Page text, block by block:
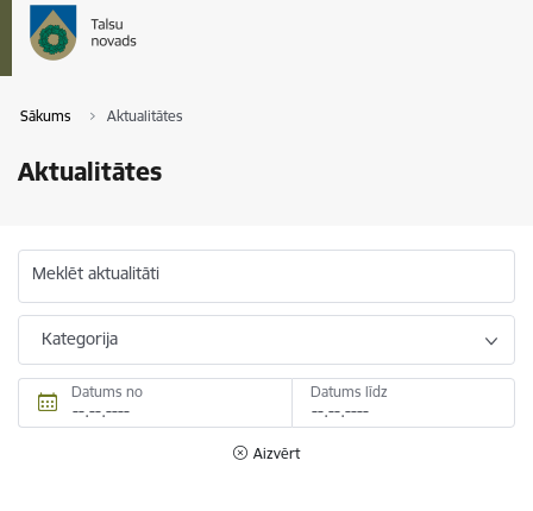
Sākums Aktualitātes
Aktualitātes
Meklēt aktualitāti
Kategorija
Datums no Datums līdz
Aizvērt